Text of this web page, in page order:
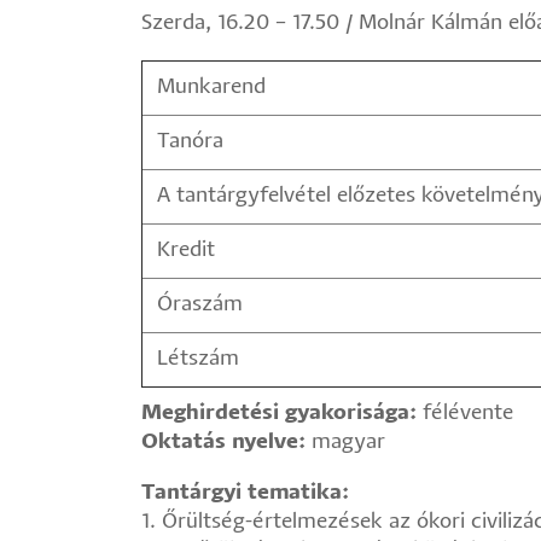
Szerda, 16.20 – 17.50 / Molnár Kálmán
Munkarend
Tanóra
A tantárgyfelvétel előzetes
Kredit
Óraszám
Létszám
Meghirdetési gyakorisága: félévente
Oktatás nyelve: magyar
Tantárgyi tematika:
1. Őrültség-értelmezések az ókori